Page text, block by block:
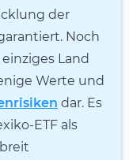
der
Noch
Land
Werte und
dar. Es
ETF als